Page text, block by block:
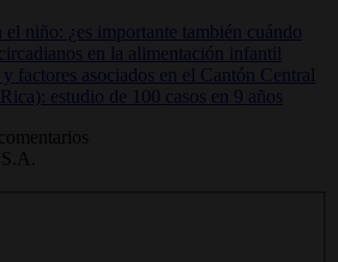
el niño: ¿es importante también cuándo
en la alimentación infantil
factores asociados en el Cantón Central
estudio de 100 casos en 9 años